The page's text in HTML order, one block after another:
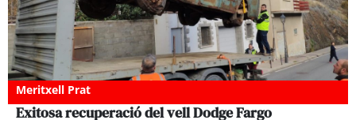
Meritxell Prat
Exitosa recuperació del vell Dodge Fargo